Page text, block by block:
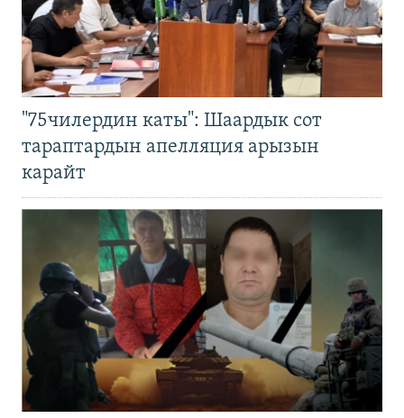
"75чилердин каты": Шаардык сот
тараптардын апелляция арызын
карайт